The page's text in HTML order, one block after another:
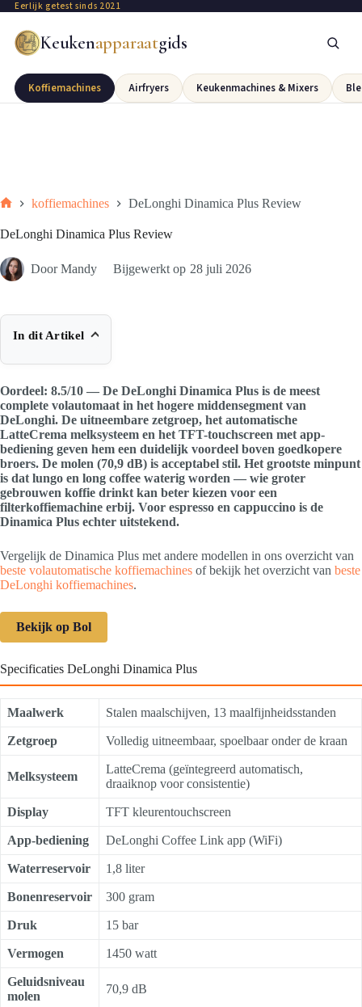
Eerlijk getest sinds 2021
Keukenapparaatgids
Koffiemachines Airfryers Keukenmachines & Mixers
koffiemachines DeLonghi Dinamica Plus Review
DeLonghi Dinamica Plus Review
Door Mandy Bijgewerkt op 28 juli 2026
In dit Artikel
Oordeel: 8.5/10 — De DeLonghi Dinamica Plus is de meest
complete volautomaat in het hogere middensegment van
DeLonghi. De uitneembare zetgroep, het automatische
LatteCrema melksysteem en het TFT-touchscreen met app-
bediening geven hem een duidelijk voordeel boven goedkopere
broers. De molen (70,9 dB) is acceptabel stil. Het grootste minpunt
is dat lungo en long coffee waterig worden — wie groter
gebrouwen koffie drinkt kan beter kiezen voor een
filterkoffiemachine erbij. Voor espresso en cappuccino is de
Dinamica Plus echter uitstekend.
Vergelijk de Dinamica Plus met andere modellen in ons overzicht van
beste volautomatische koffiemachines of bekijk het overzicht van beste
DeLonghi koffiemachines.
Bekijk op Bol
Specificaties DeLonghi Dinamica Plus
Maalwerk Stalen maalschijven, 13 maalfijnheidsstanden
Zetgroep Volledig uitneembaar, spoelbaar onder de kraan
Melksysteem
LatteCrema (geïntegreerd automatisch,
draaiknop voor consistentie)
Display TFT kleurentouchscreen
App-bediening DeLonghi Coffee Link app (WiFi)
Waterreservoir 1,8 liter
Bonenreservoir 300 gram
Druk 15 bar
Vermogen 1450 watt
Geluidsniveau
molen
70,9 dB